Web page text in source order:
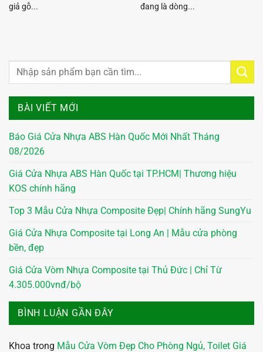
BÀI VIẾT MỚI
Báo Giá Cửa Nhựa ABS Hàn Quốc Mới Nhất Tháng
08/2026
Giá Cửa Nhựa ABS Hàn Quốc tại TP.HCM| Thương hiệu
KOS chính hãng
Top 3 Mẫu Cửa Nhựa Composite Đẹp| Chính hãng SungYu
Giá Cửa Nhựa Composite tại Long An | Mẫu cửa phòng
bền, đẹp
Giá Cửa Vòm Nhựa Composite tại Thủ Đức | Chỉ Từ
4.305.000vnđ/bộ
BÌNH LUẬN GẦN ĐÂY
Khoa trong Mẫu Cửa Vòm Đẹp Cho Phòng Ngủ, Toilet Giá
giả gỗ...
đang là dòng...